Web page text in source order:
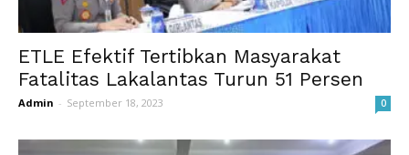
ETLE Efektif Tertibkan Masyarakat
Fatalitas Lakalantas Turun 51 Persen
Admin - September 18, 2023 0